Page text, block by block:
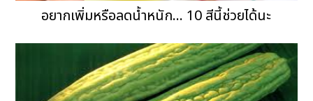
อยากเพิ่มหรือลดน้ำหนัก... 10 สีนี้ช่วยได้นะ